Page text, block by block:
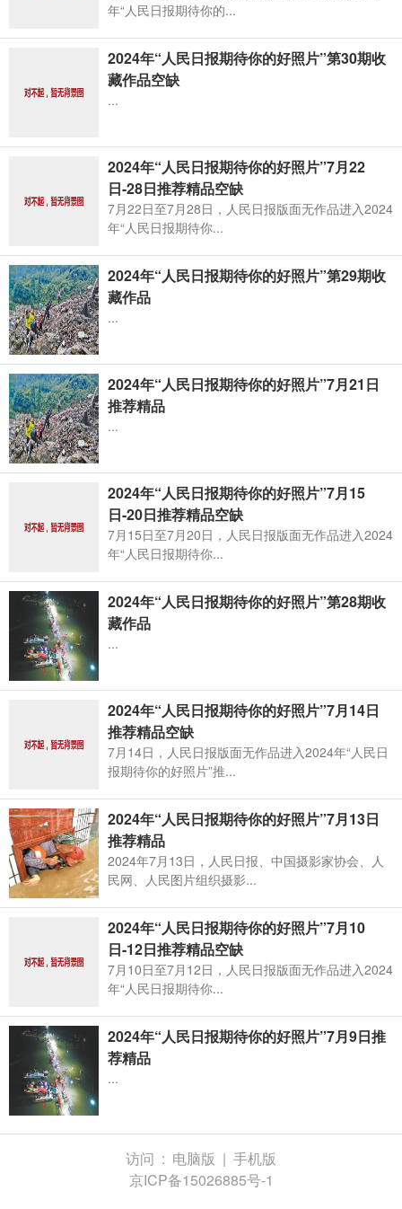
年“人民日报期待你的...
2024年“人民日报期待你的好照片”第30期收
藏作品空缺
...
2024年“人民日报期待你的好照片”7月22
日-28日推荐精品空缺
7月22日至7月28日，人民日报版面无作品进入2024
年“人民日报期待你...
2024年“人民日报期待你的好照片”第29期收
藏作品
...
2024年“人民日报期待你的好照片”7月21日
推荐精品
...
2024年“人民日报期待你的好照片”7月15
日-20日推荐精品空缺
7月15日至7月20日，人民日报版面无作品进入2024
年“人民日报期待你...
2024年“人民日报期待你的好照片”第28期收
藏作品
...
2024年“人民日报期待你的好照片”7月14日
推荐精品空缺
7月14日，人民日报版面无作品进入2024年“人民日
报期待你的好照片”推...
2024年“人民日报期待你的好照片”7月13日
推荐精品
2024年7月13日，人民日报、中国摄影家协会、人
民网、人民图片组织摄影...
2024年“人民日报期待你的好照片”7月10
日-12日推荐精品空缺
7月10日至7月12日，人民日报版面无作品进入2024
年“人民日报期待你...
2024年“人民日报期待你的好照片”7月9日推
荐精品
...
访问 : 电脑版 | 手机版
京ICP备15026885号-1